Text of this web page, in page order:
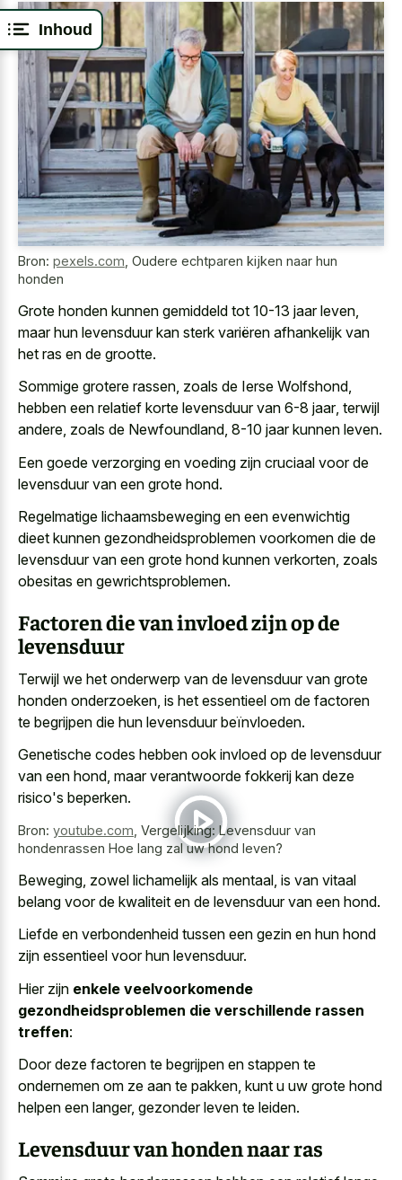
Inhoud
Bron: pexels.com Oudere echtparen kijken naar hun
honden
Grote honden kunnen gemiddeld tot 10-13 jaar leven,
maar hun levensduur kan sterk variëren afhankelijk van
het ras en de grootte.
Sommige grotere rassen, zoals de Ierse Wolfshond,
hebben een relatief korte levensduur van 6-8 jaar, terwijl
andere, zoals de Newfoundland, 8-10 jaar kunnen leven.
Een goede verzorging en voeding zijn cruciaal voor de
levensduur van een grote hond.
Regelmatige lichaamsbeweging en een evenwichtig
dieet kunnen gezondheidsproblemen voorkomen die de
levensduur van een grote hond kunnen verkorten, zoals
obesitas en gewrichtsproblemen.
Factoren die van invloed zijn op de
levensduur
Terwijl we het onderwerp van de levensduur van grote
honden onderzoeken, is het essentieel om de factoren
te begrijpen die hun levensduur beïnvloeden.
Genetische codes hebben ook invloed op de levensduur
van een hond, maar verantwoorde fokkerij kan deze
risico's beperken.
Bron: youtube.com Vergelijking: Levensduur van
hondenrassen Hoe lang zal uw hond leven?
Beweging, zowel lichamelijk als mentaal, is van vitaal
belang voor de kwaliteit en de levensduur van een hond.
Liefde en verbondenheid tussen een gezin en hun hond
zijn essentieel voor hun levensduur.
Hier zijn enkele veelvoorkomende
gezondheidsproblemen die verschillende rassen
treffen:
Door deze factoren te begrijpen en stappen te
ondernemen om ze aan te pakken, kunt u uw grote hond
helpen een langer, gezonder leven te leiden.
Levensduur van honden naar ras